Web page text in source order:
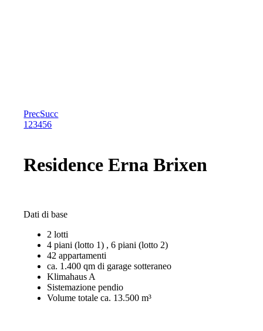
PrecSucc
1 23456
Residence Erna Brixen
Dati di base
2 lotti
4 piani (lotto 1) , 6 piani (lotto 2)
42 appartamenti
ca. 1.400 qm di garage sotteraneo
Klimahaus A
Sistemazione pendio
Volume totale ca. 13.500 m³